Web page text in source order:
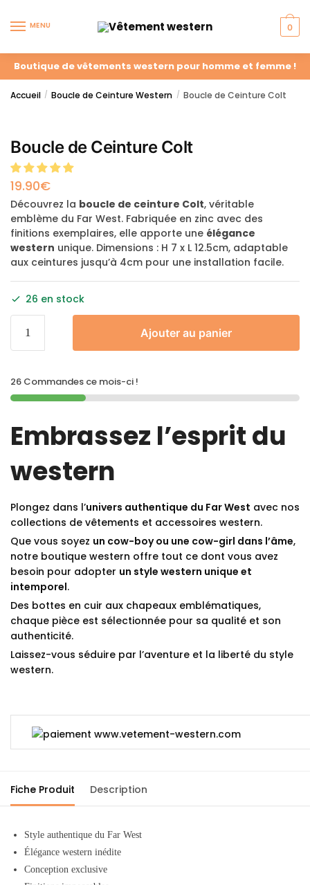
MENU 0
Boutique de vêtements western pour homme et femme !
Accueil / Boucle de Ceinture Western / Boucle de Ceinture Colt
Boucle de Ceinture Colt
19.90€
Découvrez la boucle de ceinture Colt, véritable
emblème du Far West. Fabriquée en zinc avec des
finitions exemplaires, elle apporte une élégance
western unique. Dimensions : H 7 x L 12.5cm, adaptable
aux ceintures jusqu’à 4cm pour une installation facile.
26 en stock
Ajouter au panier
26 Commandes ce mois-ci !
Embrassez l’esprit du
western
Plongez dans l’univers authentique du Far West avec nos
collections de vêtements et accessoires western.
Que vous soyez un cow-boy ou une cow-girl dans l’âme,
notre boutique western offre tout ce dont vous avez
besoin pour adopter un style western unique et
intemporel.
Des bottes en cuir aux chapeaux emblématiques,
chaque pièce est sélectionnée pour sa qualité et son
authenticité.
Laissez-vous séduire par l’aventure et la liberté du style
western.
Fiche Produit Description
Style authentique du Far West
Élégance western inédite
Conception exclusive